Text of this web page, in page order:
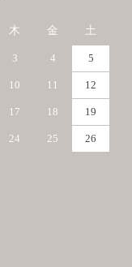
木 金 土
3 4 5
10 11 12
17 18 19
24 25 26